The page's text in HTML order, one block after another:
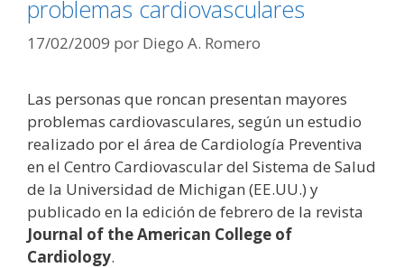
problemas cardiovasculares
17/02/2009 por Diego A. Romero
Las personas que roncan presentan mayores
problemas cardiovasculares, según un estudio
realizado por el área de Cardiología Preventiva
en el Centro Cardiovascular del Sistema de Salud
de la Universidad de Michigan (EE.UU.) y
publicado en la edición de febrero de la revista
Journal of the American College of
Cardiology.